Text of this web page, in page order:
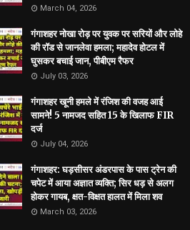
March 04, 2026
गंगाशहर नोखा रोड़ पर युवक पर सरियों और लोहे
की रॉड से जानलेवा हमला; महादेव होटल में
घुसकर बचाई जान, पीबीएम रैफर
July 03, 2026
गंगाशहर खूनी हमले में रंजिश की वजह आई
सामने! 5 नामजद सहित 15 के खिलाफ FIR
दर्ज
July 04, 2026
गंगाशहर: घड़सीसर अंडरपास के पास ट्रेन की
चपेट में आया अज्ञात व्यक्ति; सिर धड़ से अलग
होकर गायब, क्षत-विक्षत हालत में मिला शव
March 03, 2026